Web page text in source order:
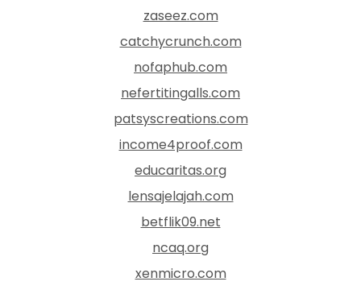
zaseez.com
catchycrunch.com
nofaphub.com
nefertitingalls.com
patsyscreations.com
income4proof.com
educaritas.org
lensajelajah.com
betflik09.net
ncaq.org
xenmicro.com